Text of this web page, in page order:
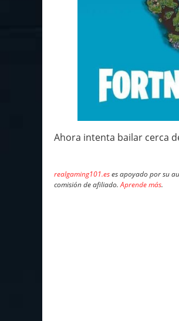
Ahora intenta bailar cerca
realgaming101.eses apoyado por su
comisión de afiliado.Aprende más.